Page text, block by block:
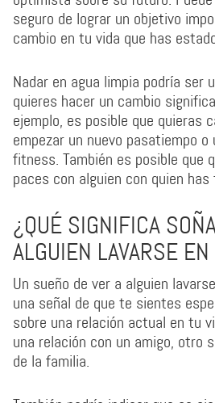
seguro de lograr un objetivo
cambio en tu vida que has
Nadar en agua limpia podría ser
quieres hacer un cambio
ejemplo, es posible que quieras
empezar un nuevo pasatiempo o
fitness. También es posible que
paces con alguien con quien
¿QUÉ SIGNIFICA
ALGUIEN LAVARSE
Un sueño de ver a alguien
una señal de que te sientes
sobre una relación actual en tu
una relación con un amigo, otro
de la familia.